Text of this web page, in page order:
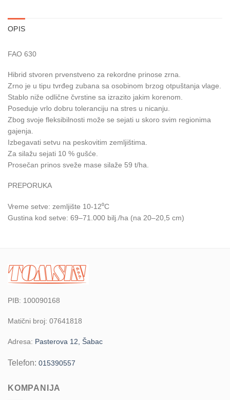
OPIS
FAO 630
Hibrid stvoren prvenstveno za rekordne prinose zrna.
Zrno je u tipu tvrđeg zubana sa osobinom brzog otpuštanja vlage.
Stablo niže odlične čvrstine sa izrazito jakim korenom.
Poseduje vrlo dobru toleranciju na stres u nicanju.
Zbog svoje fleksibilnosti može se sejati u skoro svim regionima
gajenja.
Izbegavati setvu na peskovitim zemljištima.
Za silažu sejati 10 % gušće.
Prosečan prinos sveže mase silaže 59 t/ha.
PREPORUKA
Vreme setve: zemljište 10-12⁰C
Gustina kod setve: 69–71.000 bilj./ha (na 20–20,5 cm)
PIB: 100090168
Matični broj: 07641818
Adresa: Pasterova 12, Šabac
Telefon: 015390557
KOMPANIJA